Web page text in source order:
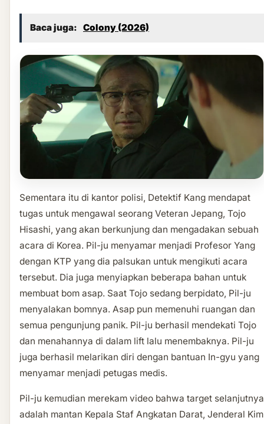
Baca juga: Colony (2026)
Sementara itu di kantor polisi, Detektif Kang mendapat
tugas untuk mengawal seorang Veteran Jepang, Tojo
Hisashi, yang akan berkunjung dan mengadakan sebuah
acara di Korea. Pil-ju menyamar menjadi Profesor Yang
dengan KTP yang dia palsukan untuk mengikuti acara
tersebut. Dia juga menyiapkan beberapa bahan untuk
membuat bom asap. Saat Tojo sedang berpidato, Pil-ju
menyalakan bomnya. Asap pun memenuhi ruangan dan
semua pengunjung panik. Pil-ju berhasil mendekati Tojo
dan menahannya di dalam lift lalu menembaknya. Pil-ju
juga berhasil melarikan diri dengan bantuan In-gyu yang
menyamar menjadi petugas medis.
Pil-ju kemudian merekam video bahwa target selanjutnya
adalah mantan Kepala Staf Angkatan Darat, Jenderal Kim